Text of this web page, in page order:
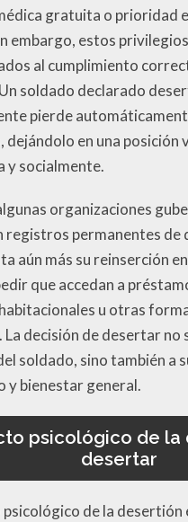
gratuita o prioridad
embargo, estos
al cumplimiento
soldado declarado
pierde
dejándolo en una posición
y socialmente.
organizaciones
registros permanentes de
aún más su reinserción
que accedan a
u otras
La decisión de desertar no
soldado, sino también a
y bienestar general.
psicológico de la
desertar
psicológico de la desertión